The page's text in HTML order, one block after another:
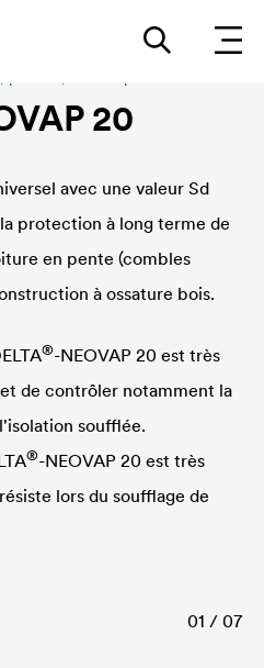
20
avec une valeur Sd
protection à long terme de
en pente (combles
à ossature bois.
®-NEOVAP 20 est très
de contrôler notamment la
soufflée.
®-NEOVAP 20 est très
lors du soufflage de
01 / 07